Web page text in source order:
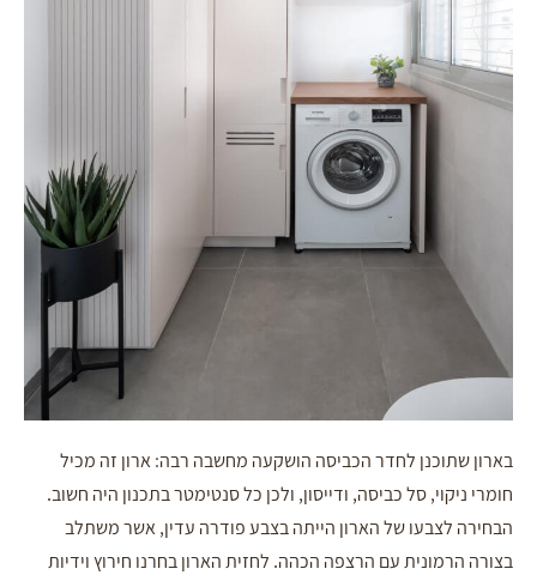
בארון שתוכנן לחדר הכביסה הושקעה מחשבה רבה: ארון זה מכיל
חומרי ניקוי, סל כביסה, ודייסון, ולכן כל סנטימטר בתכנון היה חשוב.
הבחירה לצבעו של הארון הייתה בצבע פודרה עדין, אשר משתלב
בצורה הרמונית עם הרצפה הכהה. לחזית הארון בחרנו חירוץ וידיות